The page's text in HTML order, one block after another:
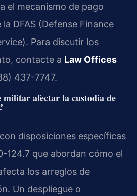
el mecanismo de pago
DFAS (Defense Finance
). Para discutir los
contacte a Law Offices
437-7747.
militar afectar la custodia de
disposiciones específicas
124.7 que abordan cómo el
los arreglos de
Un despliegue o